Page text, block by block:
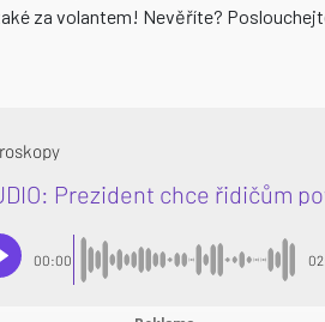
za volantem! Nevěříte?